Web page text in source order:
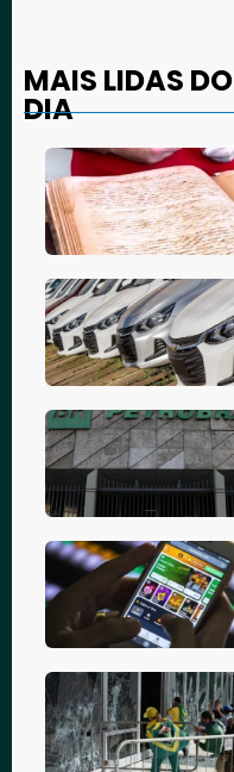
MAIS LIDAS DO
DIA